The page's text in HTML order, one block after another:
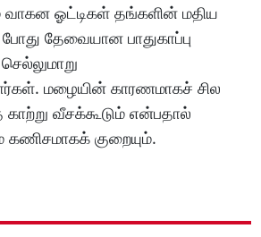
வாகன ஓட்டிகள் தங்களின் மதிய
தேவையான பாதுகாப்பு
மழையின் காரணமாகச் சில
காற்று வீசக்கூடும் என்பதால்
குறையும்.